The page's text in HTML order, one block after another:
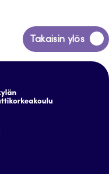
Takaisin ylös
Siirry
takaisin